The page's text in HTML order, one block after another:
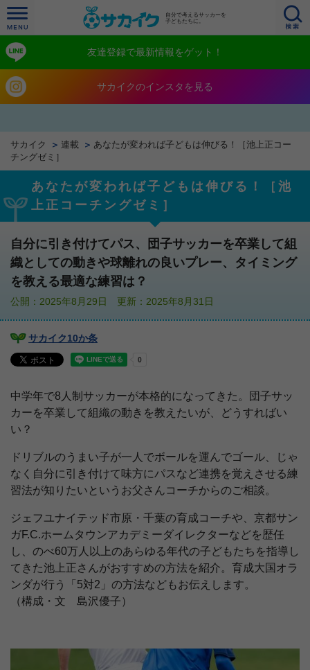
自分で考えるサッカーを
子どもたちに。
友達登録で最新情報をゲット！
サカイクのインスタを見る
サカイク 連載
あなたが変われば子どもは伸びる！［池上正コー
チングゼミ］
あなたが変われば子どもは伸びる！［池
上正コーチングゼミ］
自分に引き付けてパス、団子サッカーを卒業して組
織としての動きや球離れの良いプレー、タイミング
を教える最適な練習は？
公開：2025年8月29日 更新：2025年8月31日
サカイク10か条
中学年で8人制サッカーが本格的になってきた。団子サッ
カーを卒業して組織の動きを教えたいが、どうすればい
い？
ドリブルのうまい子が一人でボールを運んでゴール、じゃ
なく自分に引き付けて味方にパスなど連携を覚えさせる練
習法が知りたいというお父さんコーチからのご相談。
ジェフユナイテッド市原・千葉の育成コーチや、京都サン
ガF.C.ホームタウンアカデミーダイレクターなどを歴任
し、のべ60万人以上のあらゆる年代の子どもたちを指導し
てきた池上正さんがおすすめの方法を紹介。育成大国オラ
ンダが行う「5対2」の方法などもお伝えします。
（構成・文 島沢優子）